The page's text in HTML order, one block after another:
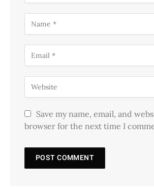
Save my name, email, and
browser for the next time I